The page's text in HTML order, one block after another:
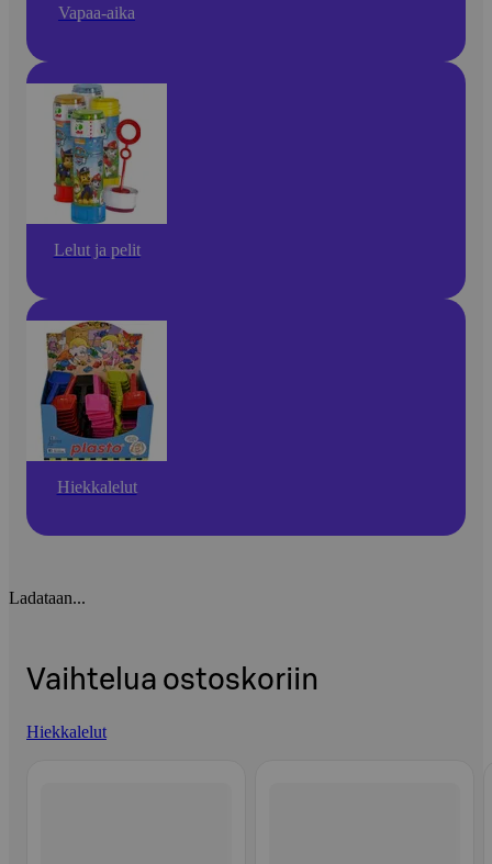
Vapaa-aika
Lelut ja pelit
Hiekkalelut
Ladataan...
Vaihtelua ostoskoriin
Hiekkalelut